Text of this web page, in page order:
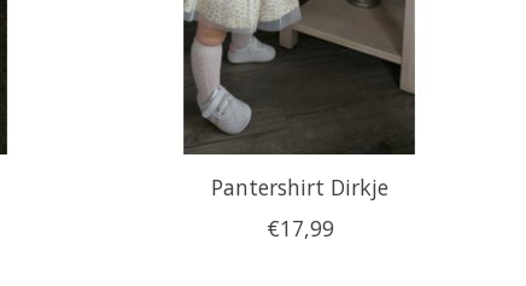
Pantershirt Dirkje
€17,99